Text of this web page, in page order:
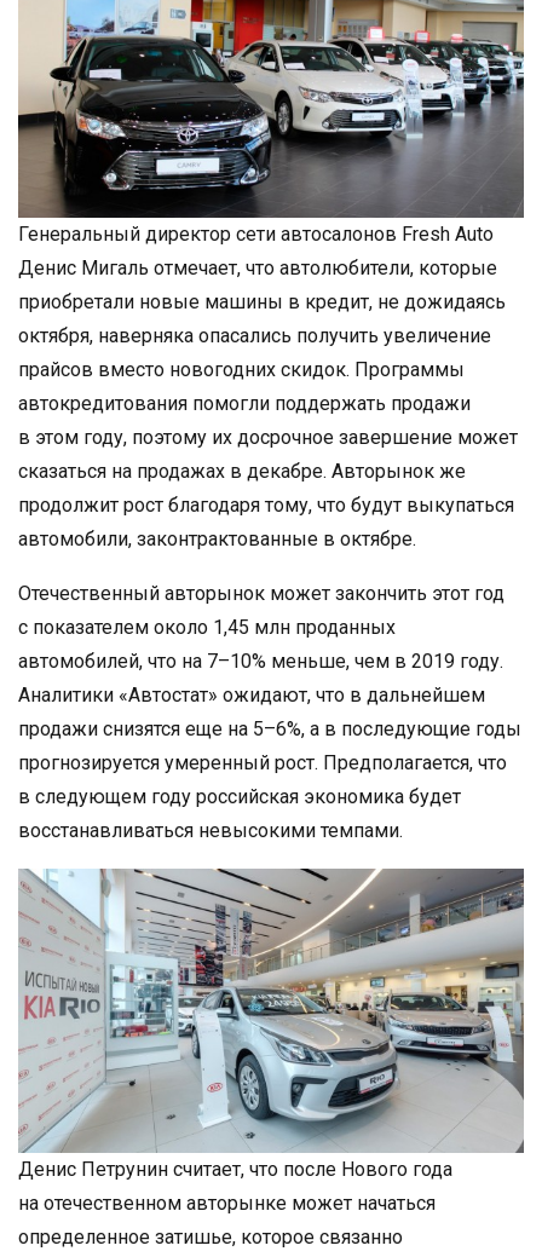
Генеральный директор сети автосалонов Fresh Auto
Денис Мигаль отмечает, что автолюбители, которые
приобретали новые машины в кредит, не дожидаясь
октября, наверняка опасались получить увеличение
прайсов вместо новогодних скидок. Программы
автокредитования помогли поддержать продажи
в этом году, поэтому их досрочное завершение может
сказаться на продажах в декабре. Авторынок же
продолжит рост благодаря тому, что будут выкупаться
автомобили, законтрактованные в октябре.
Отечественный авторынок может закончить этот год
с показателем около 1,45 млн проданных
автомобилей, что на 7–10% меньше, чем в 2019 году.
Аналитики «Автостат» ожидают, что в дальнейшем
продажи снизятся еще на 5–6%, а в последующие годы
прогнозируется умеренный рост. Предполагается, что
в следующем году российская экономика будет
восстанавливаться невысокими темпами.
Денис Петрунин считает, что после Нового года
на отечественном авторынке может начаться
определенное затишье, которое связанно